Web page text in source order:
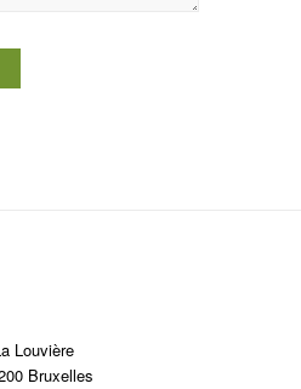
Louvière
Bruxelles